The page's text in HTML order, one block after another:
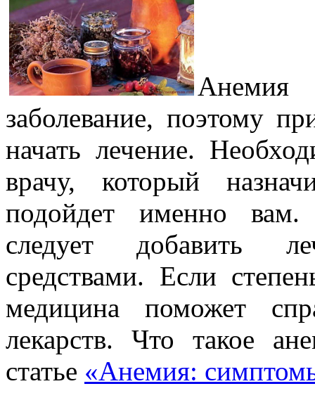
Анемия
заболевание, поэтому
начать лечение.
врачу, который
подойдет именно
следует добавить
средствами. Если
медицина поможет
лекарств. Что такое
статье «Анемия: